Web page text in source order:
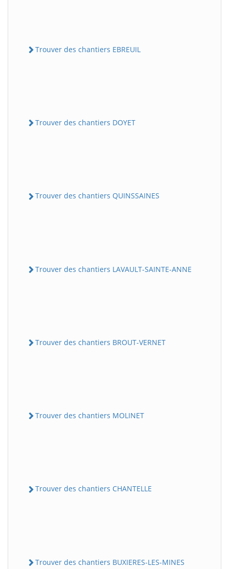
Trouver des chantiers EBREUIL
Trouver des chantiers DOYET
Trouver des chantiers QUINSSAINES
Trouver des chantiers LAVAULT-SAINTE-ANNE
Trouver des chantiers BROUT-VERNET
Trouver des chantiers MOLINET
Trouver des chantiers CHANTELLE
Trouver des chantiers BUXIERES-LES-MINES